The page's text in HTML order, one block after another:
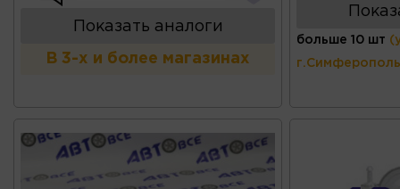
Показать аналоги
В 3-х и более магазинах
больше 10 шт